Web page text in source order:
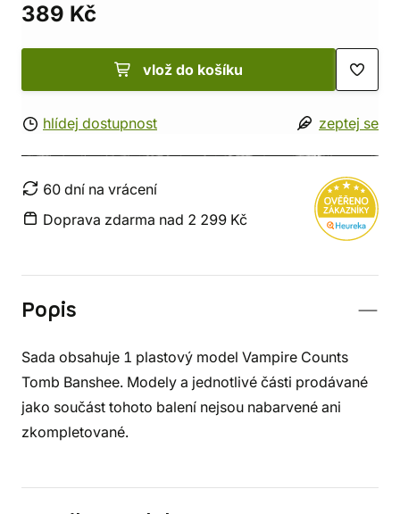
389 Kč
vlož do košíku
hlídej dostupnost zeptej se
60 dní na vrácení
Doprava zdarma nad 2 299 Kč
Popis
Sada obsahuje 1 plastový model Vampire Counts
Tomb Banshee. Modely a jednotlivé části prodávané
jako součást tohoto balení nejsou nabarvené ani
zkompletované.